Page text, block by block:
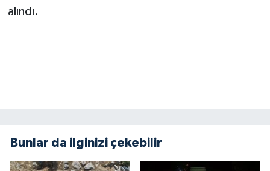
alındı.
Bunlar da ilginizi çekebilir